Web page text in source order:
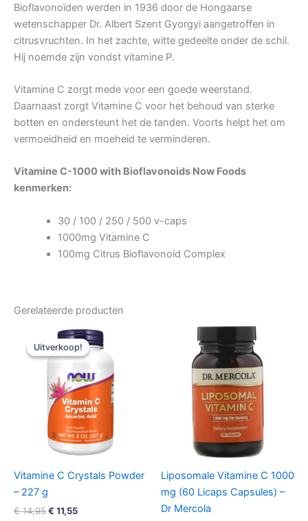
Bioflavonoïden werden in 1936 door de Hongaarse
wetenschapper Dr. Albert Szent Gyorgyi aangetroffen in
citrusvruchten. In het zachte, witte gedeelte onder de schil.
Hij noemde zijn vondst vitamine P.
Vitamine C zorgt mede voor een goede weerstand.
Daarnaast zorgt Vitamine C voor het behoud van sterke
botten en ondersteunt het de tanden. Voorts helpt het om
vermoeidheid en moeheid te verminderen.
Vitamine C-1000 with Bioflavonoids Now Foods
kenmerken:
30 / 100 / 250 / 500 v-caps
1000mg Vitamine C
100mg Citrus Bioflavonoid Complex
Gerelateerde producten
Uitverkoop!
Uitverkoop!
Vitamine C Crystals Powder
– 227 g
€14,95Oorspronkelijke
€ 11,55Huidige
Liposomale Vitamine C 1000
mg (60 Licaps Capsules) –
Dr Mercola